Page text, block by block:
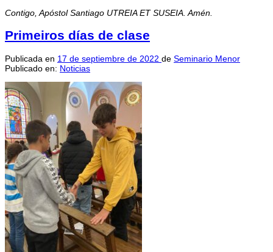
Contigo, Apóstol Santiago UTREIA ET SUSEIA. Amén.
Primeiros días de clase
Publicada en 17 de septiembre de 2022 de Seminario Menor
Publicado en: Noticias